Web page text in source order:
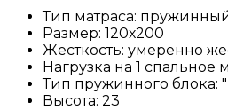
Тип матраса:
Размер: 120х200
Жесткость: умеренно
Нагрузка на 1 спальное
Тип пружинного блока:
Высота: 23